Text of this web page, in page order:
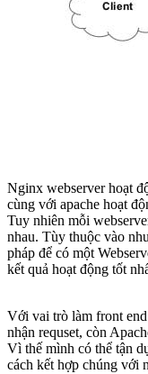
Nginx webserver hoạt
cùng với apache hoạt
Tuy nhiên mỗi
nhau. Tùy thuộc vào
pháp để có một
kết quả hoạt động tốt
Với vai trò làm front
nhận requset, còn
Vì thế mình có thể tận
cách kết hợp chúng với